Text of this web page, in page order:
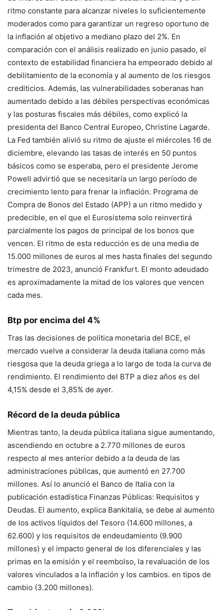
ritmo constante para alcanzar niveles lo suficientemente
moderados como para garantizar un regreso oportuno de
la inflación al objetivo a mediano plazo del 2%. En
comparación con el análisis realizado en junio pasado, el
contexto de estabilidad financiera ha empeorado debido al
debilitamiento de la economía y al aumento de los riesgos
crediticios. Además, las vulnerabilidades soberanas han
aumentado debido a las débiles perspectivas económicas
y las posturas fiscales más débiles, como explicó la
presidenta del Banco Central Europeo, Christine Lagarde.
La Fed también alivió su ritmo de ajuste el miércoles 16 de
diciembre, elevando las tasas de interés en 50 puntos
básicos como se esperaba, pero el presidente Jerome
Powell advirtió que se necesitaría un largo período de
crecimiento lento para frenar la inflación. Programa de
Compra de Bonos del Estado (APP) a un ritmo medido y
predecible, en el que el Eurosistema solo reinvertirá
parcialmente los pagos de principal de los bonos que
vencen. El ritmo de esta reducción es de una media de
15.000 millones de euros al mes hasta finales del segundo
trimestre de 2023, anunció Frankfurt. El monto adeudado
es aproximadamente la mitad de los valores que vencen
cada mes.
Btp por encima del 4%
Tras las decisiones de política monetaria del BCE, el
mercado vuelve a considerar la deuda italiana como más
riesgosa que la deuda griega a lo largo de toda la curva de
rendimiento. El rendimiento del BTP a diez años es del
4,15% desde el 3,85% de ayer.
Récord de la deuda pública
Mientras tanto, la deuda pública italiana sigue aumentando,
ascendiendo en octubre a 2.770 millones de euros
respecto al mes anterior debido a la deuda de las
administraciones públicas, que aumentó en 27.700
millones. Así lo anunció el Banco de Italia con la
publicación estadística Finanzas Públicas: Requisitos y
Deudas. El aumento, explica Bankitalia, se debe al aumento
de los activos líquidos del Tesoro (14.600 millones, a
62.600) y los requisitos de endeudamiento (9.900
millones) y el impacto general de los diferenciales y las
primas en la emisión y el reembolso, la revaluación de los
valores vinculados a la inflación y los cambios. en tipos de
cambio (3.200 millones).